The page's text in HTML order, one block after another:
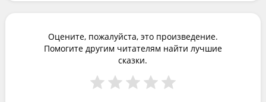
Оцените, пожалуйста, это произведение.
Помогите другим читателям найти лучшие
сказки.